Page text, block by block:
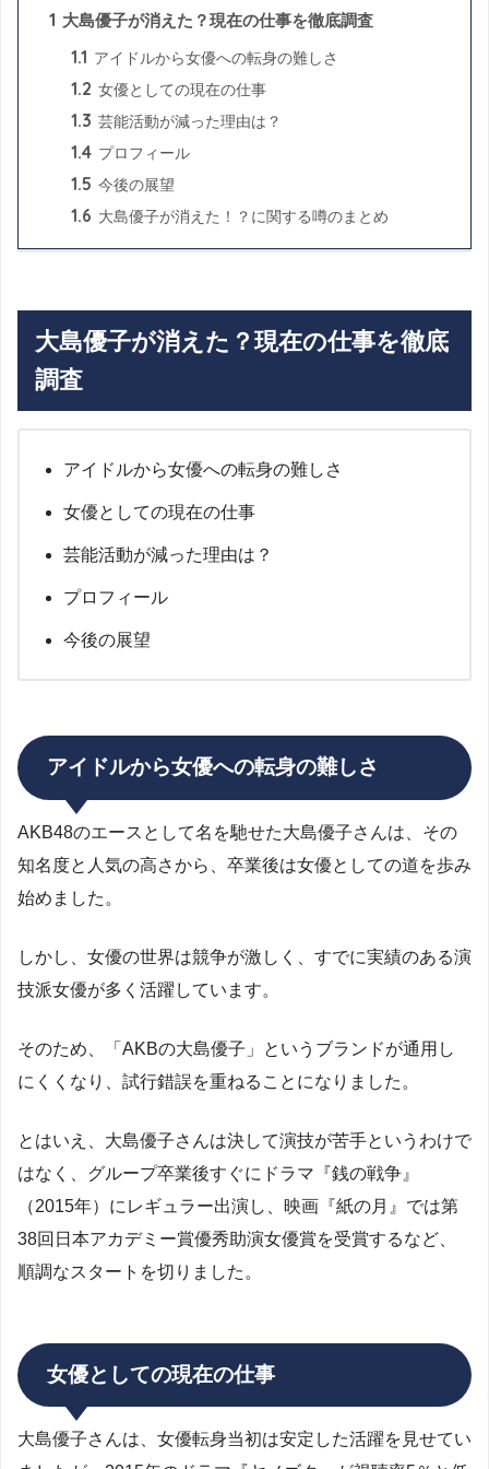
1 大島優子が消えた？現在の仕事を徹底調査
1.1 アイドルから女優への転身の難しさ
1.2 女優としての現在の仕事
1.3 芸能活動が減った理由は？
1.4 プロフィール
1.5 今後の展望
1.6 大島優子が消えた！？に関する噂のまとめ
大島優子が消えた？現在の仕事を徹底
調査
アイドルから女優への転身の難しさ
女優としての現在の仕事
芸能活動が減った理由は？
プロフィール
今後の展望
アイドルから女優への転身の難しさ
AKB48のエースとして名を馳せた大島優子さんは、その
知名度と人気の高さから、卒業後は女優としての道を歩み
始めました。
しかし、女優の世界は競争が激しく、すでに実績のある演
技派女優が多く活躍しています。
そのため、「AKBの大島優子」というブランドが通用し
にくくなり、試行錯誤を重ねることになりました。
とはいえ、大島優子さんは決して演技が苦手というわけで
はなく、グループ卒業後すぐにドラマ『銭の戦争』
（2015年）にレギュラー出演し、映画『紙の月』では第
38回日本アカデミー賞優秀助演女優賞を受賞するなど、
順調なスタートを切りました。
女優としての現在の仕事
大島優子さんは、女優転身当初は安定した活躍を見せてい